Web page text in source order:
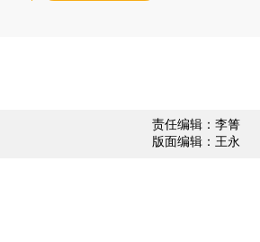
责任编辑：李箐
版面编辑：王永